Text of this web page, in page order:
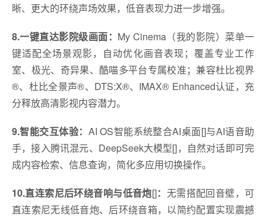
晰、更大的环绕声场效果，低音表现力进一步增强。
8.一键直达影院级画面： My Cinema（我的影院）菜单一
键适配全场景观影，自动优化画音表现；覆盖专业工作
室、极光、奇异果、酷喵多平台专属校准；兼容杜比视界
®、杜比全景声®、DTS:X®、IMAX® Enhanced认证，充
分释放高清影视内容潜力。
9.智能交互体验： AI OS智能系统整合AI桌面[]与AI语音助
手，接入腾讯混元、DeepSeek大模型[]，自然对话即可完
成内容检索、信息查询，简化多应用切换操作。
10.直连索尼后环绕音响与低音炮[]： 无需搭配回音壁，可
直连索尼无线低音炮、后环绕音箱，以简约配置实现震撼